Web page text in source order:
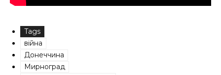
Tags
війна
Донеччина
Мирноград